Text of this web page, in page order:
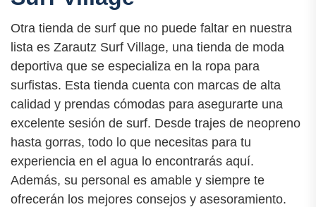
Otra tienda de surf que no puede faltar en nuestra
lista es Zarautz Surf Village, una tienda de moda
deportiva que se especializa en la ropa para
surfistas. Esta tienda cuenta con marcas de alta
calidad y prendas cómodas para asegurarte una
excelente sesión de surf. Desde trajes de neopreno
hasta gorras, todo lo que necesitas para tu
experiencia en el agua lo encontrarás aquí.
Además, su personal es amable y siempre te
ofrecerán los mejores consejos y asesoramiento.